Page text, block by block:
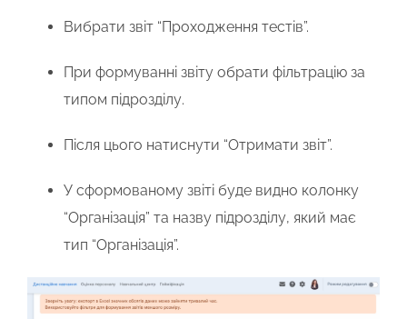
Вибрати звіт “Проходження тестів”.
При формуванні звіту обрати фільтрацію за
типом підрозділу.
Після цього натиснути “Отримати звіт”.
У сформованому звіті буде видно колонку
“Організація” та назву підрозділу, який має
тип “Організація”.